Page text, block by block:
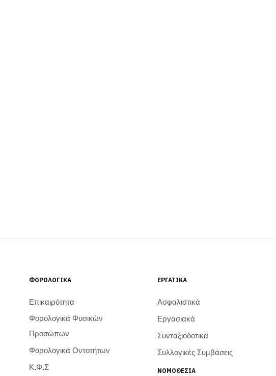
ΦΟΡΟΛΟΓΙΚΆ
Επικαιρότητα
Φορολογικά Φυσικών
Προσώπων
Φορολογικά Οντοτήτων
Κ.Φ.Σ
ΕΡΓΑΤΙΚΆ
Ασφαλιστικά
Εργασιακά
Συνταξιοδοτικά
Συλλογικές Συμβάσεις
ΝΟΜΟΘΕΣΊΑ